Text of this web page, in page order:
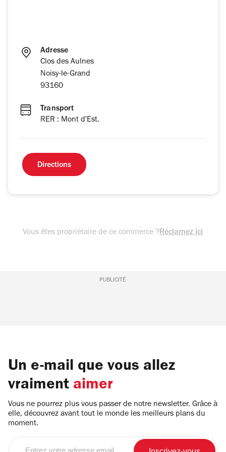
Adresse
Clos des Aulnes
Noisy-le-Grand
93160
Transport
RER : Mont d'Est.
Directions
Vous êtes propriétaire de ce commerce ?Réclamez ici
PUBLICITÉ
Un e-mail que vous allez
vraiment aimer
Vous ne pourrez plus vous passer de notre newsletter. Grâce à
elle, découvrez avant tout le monde les meilleurs plans du
moment.